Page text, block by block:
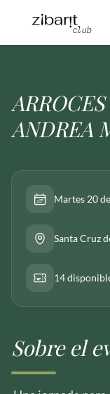
ANDREA
Martes 20
Santa Cruz
14
Sobre el